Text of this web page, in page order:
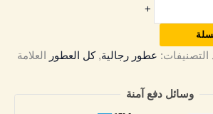
+
التصنيفات: عطور رجالية,كل العطور
العلامة
وسائل دفع آمنة